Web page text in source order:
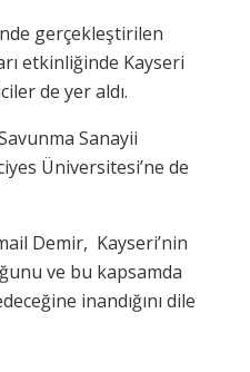
gerçekleştirilen
etkinliğinde Kayseri
de yer aldı.
Sanayii
Üniversitesi’ne de
Demir, Kayseri’nin
ve bu kapsamda
inandığını dile